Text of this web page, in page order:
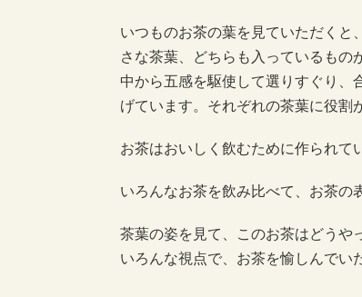
いつものお茶の葉を見ていただく
さな茶葉、どちらも入っているも
中から五感を駆使して選りすぐり、
げています。それぞれの茶葉に役割
お茶はおいしく飲むために作られて
いろんなお茶を飲み比べて、お茶の
茶葉の姿を見て、このお茶はどうや
いろんな視点で、お茶を愉しんでい